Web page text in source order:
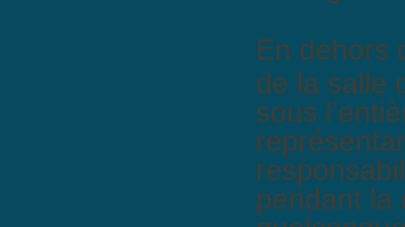
En dehors
de la salle
sous
pendant la